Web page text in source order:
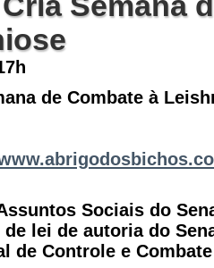
de Combate à
Sociais do
lei de autoria do
de Controle e